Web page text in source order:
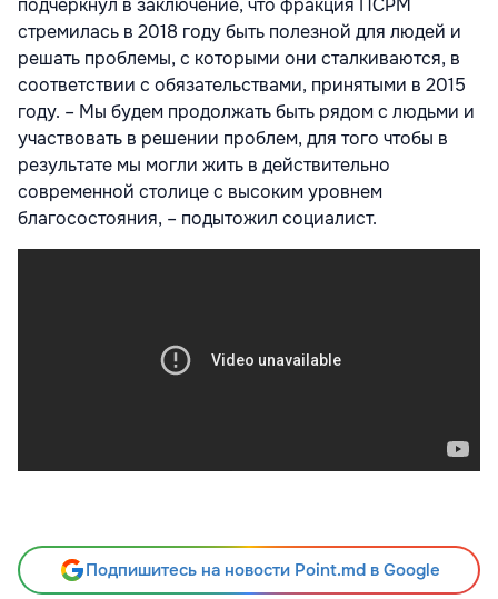
подчеркнул в заключение, что фракция ПСРМ
стремилась в 2018 году быть полезной для людей и
решать проблемы, с которыми они сталкиваются, в
соответствии с обязательствами, принятыми в 2015
году. – Мы будем продолжать быть рядом с людьми и
участвовать в решении проблем, для того чтобы в
результате мы могли жить в действительно
современной столице с высоким уровнем
благосостояния, – подытожил социалист.
Подпишитесь на новости Point.md в Google